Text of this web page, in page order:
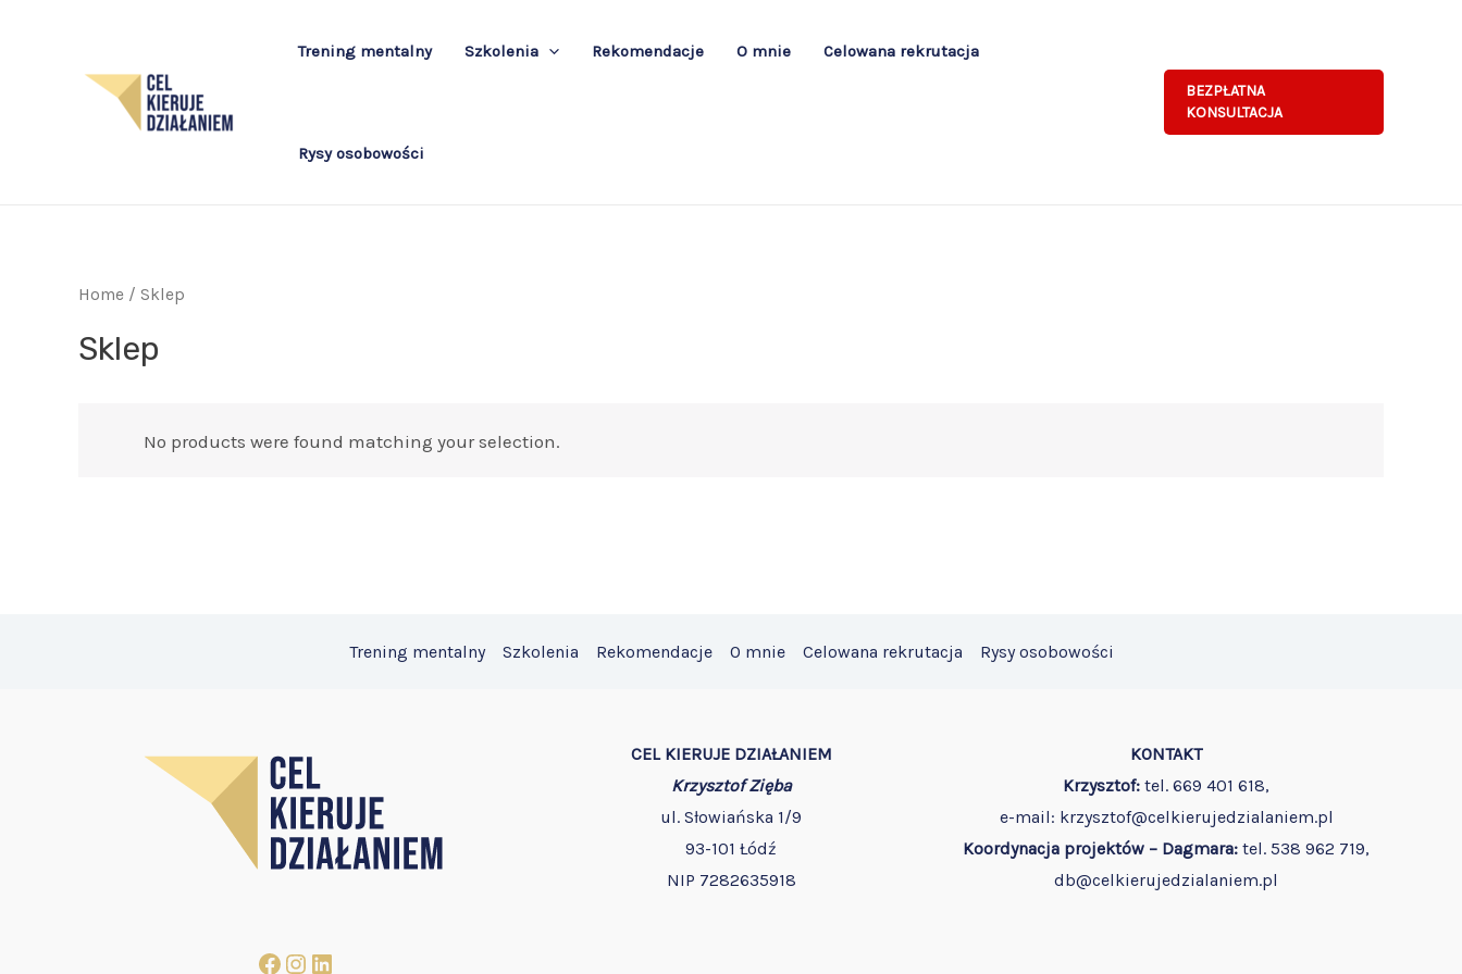
Trening mentalny Szkolenia Rekomendacje O mnie Celowana rekrutacja
Rysy osobowości
BEZPŁATNA
KONSULTACJA
Home / Sklep
Sklep
No products were found matching your selection.
Trening mentalny Szkolenia Rekomendacje O mnie Celowana rekrutacja Rysy osobowości
Facebook
Instagram
LinkedIn
CEL KIERUJE DZIAŁANIEM
Krzysztof Zięba
ul. Słowiańska 1/9
93-101 Łódź
NIP 7282635918
KONTAKT
Krzysztof: tel. 669 401 618,
e-mail: krzysztof@celkierujedzialaniem.pl
Koordynacja projektów – Dagmara: tel. 538 962 719,
db@celkierujedzialaniem.pl